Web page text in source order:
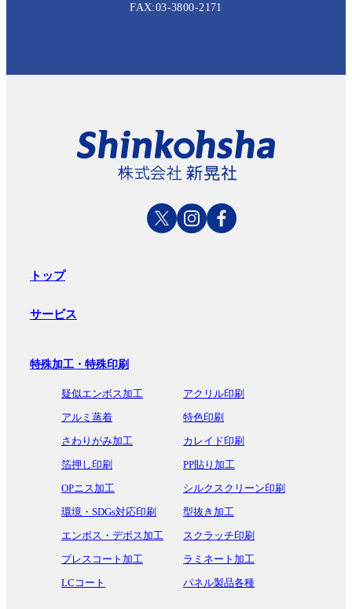
FAX:03-3800-2171
トップ
サービス
特殊加工・特殊印刷
疑似エンボス加工
アクリル印刷
アルミ蒸着
特色印刷
さわりがみ加工
カレイド印刷
箔押し印刷
PP貼り加工
OPニス加工
シルクスクリーン印刷
環境・SDGs対応印刷
型抜き加工
エンボス・デボス加工
スクラッチ印刷
プレスコート加工
ラミネート加工
LCコート
パネル製品各種